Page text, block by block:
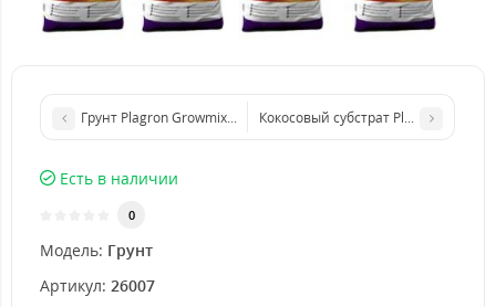
Грунт Plagron Growmix 50L, 10 мешковКокосовый субстрат Plagron Сocos
Есть в наличии
0
Модель: Грунт
Артикул: 26007